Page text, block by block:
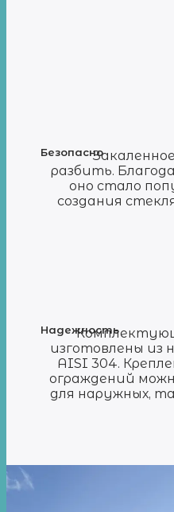
Безопасно
разбить.
оно стало
создания
Надежность
изготовлены из
AISI 304.
ограждений
для наружных,